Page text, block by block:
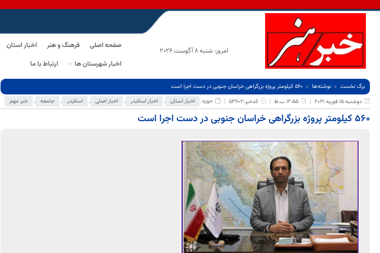
امروز: شنبه 8 آگوست 2026
صفحه اصلی فرهنگ و هنر اخبار استان
اخبار شهرستان ها
ارتباط با ما
برگ نخست نوشته‌ها
۵۶۰ کیلومتر پروژه بزرگراهی خراسان جنوبی در دست اجرا است
دوشنبه 15 فوریه 2021
12:55 ب.ظ کدخبر:53602 حوزه: اخبار استان , اخبار اسلایدر , اخبار اصلی , اسلایدر , جامعه , خبر مهم
۵۶۰ کیلومتر پروژه بزرگراهی خراسان جنوبی در دست اجرا است